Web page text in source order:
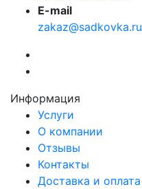
E-mail
zakaz@sadkovka.ru
Информация
Услуги
О компании
Отзывы
Контакты
Доставка и оплата